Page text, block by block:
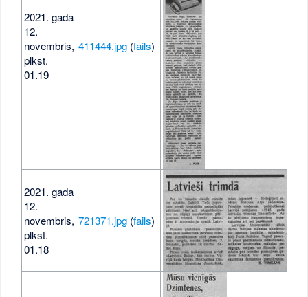
2021. gada
12.
novembris,
plkst.
01.19
411444.jpg(fails)
2021. gada
12.
novembris,
plkst.
01.18
721371.jpg(fails)